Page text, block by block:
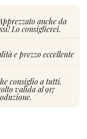
anche da
Lo consiglierei.
e prezzo eccellente
consiglio a tutti.
valida al 917